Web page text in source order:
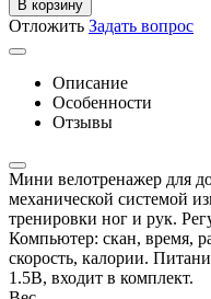
В корзину
Отложить Задать вопрос
Описание
Особенности
Отзывы
Мини велотренажер для
механической системой
тренировки ног и рук.
Компьютер: скан, время,
скорость, калории.
1.5В, входит в комплект.